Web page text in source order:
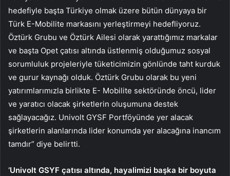
hedefiyle başta Türkiye olmak üzere bütün dünyaya bir
Türk E-Mobilite markasını yerleştirmeyi hedefliyoruz.
Öztürk Grubu ve Öztürk Ailesi olarak yarattığımız markalar
ve başta Opet çatısı altında üstlenmiş olduğumuz sosyal
sorumluluk projeleriyle tüketicimizin gönlünde taht kurduk
ve gurur kaynağı olduk. Öztürk Grubu olarak bu yeni
yatırımlarımızla birlikte E- Mobilite sektöründe öncü, lider
ve yaratıcı olacak şirketlerin oluşumuna destek
sağlayacağız. Univolt GYSF Portföyünde yer alacak
şirketlerin alanlarında lider konumda yer alacağına inancım
tamdır” diye belirtti.
‘Univolt GSYF çatısı altında, hayalimizi başka bir boyuta